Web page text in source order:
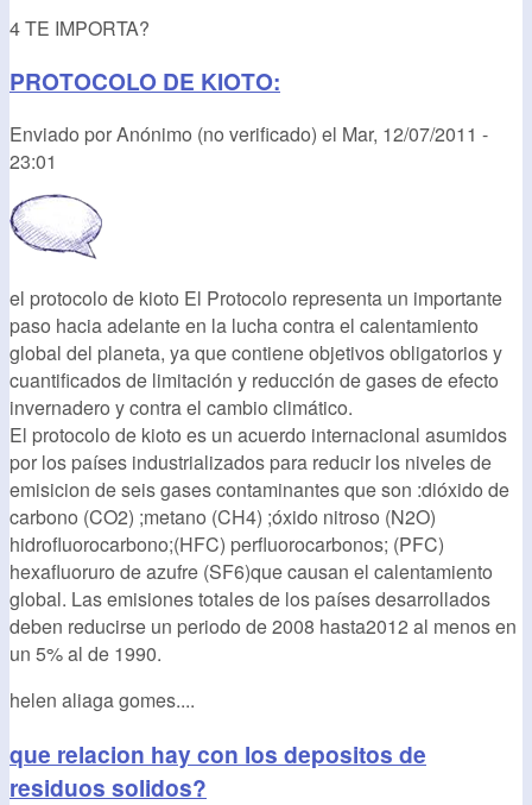
4 TE IMPORTA?
PROTOCOLO DE KIOTO:
Enviado porAnónimo (no verificado) el Mar, 12/07/2011 -
23:01
el protocolo de kioto El Protocolo representa un importante
paso hacia adelante en la lucha contra el calentamiento
global del planeta, ya que contiene objetivos obligatorios y
cuantificados de limitación y reducción de gases de efecto
invernadero y contra el cambio climático.
El protocolo de kioto es un acuerdo internacional asumidos
por los países industrializados para reducir los niveles de
emisicion de seis gases contaminantes que son :dióxido de
carbono (CO2) ;metano (CH4) ;óxido nitroso (N2O)
hidrofluorocarbono;(HFC) perfluorocarbonos; (PFC)
hexafluoruro de azufre (SF6)que causan el calentamiento
global. Las emisiones totales de los países desarrollados
deben reducirse un periodo de 2008 hasta2012 al menos en
un 5% al de 1990.
helen aliaga gomes....
que relacion hay con los depositos de
residuos solidos?